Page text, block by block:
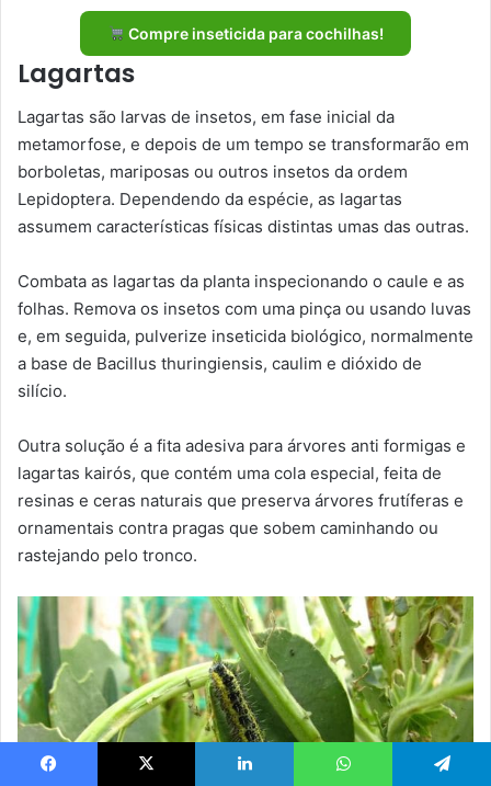
Compre inseticida para cochilhas!
Lagartas
Lagartas são larvas de insetos, em fase inicial da
metamorfose, e depois de um tempo se transformarão em
borboletas, mariposas ou outros insetos da ordem
Lepidoptera. Dependendo da espécie, as lagartas
assumem características físicas distintas umas das outras.
Combata as lagartas da planta inspecionando o caule e as
folhas. Remova os insetos com uma pinça ou usando luvas
e, em seguida, pulverize inseticida biológico, normalmente
a base de Bacillus thuringiensis, caulim e dióxido de
silício.
Outra solução é a fita adesiva para árvores anti formigas e
lagartas kairós, que contém uma cola especial, feita de
resinas e ceras naturais que preserva árvores frutíferas e
ornamentais contra pragas que sobem caminhando ou
rastejando pelo tronco.